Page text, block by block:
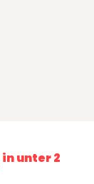
in unter 2